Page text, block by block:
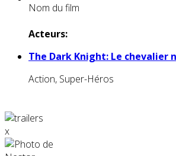
Nom du film
Acteurs:
The Dark Knight: Le chevalier
Action, Super-Héros
x